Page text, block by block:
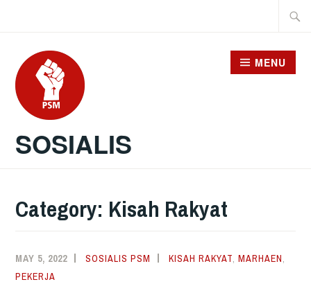
content
SOSIALIS
MENU
Category: Kisah Rakyat
MAY 5, 2022 SOSIALIS PSM KISAH RAKYAT,MARHAEN,
PEKERJA